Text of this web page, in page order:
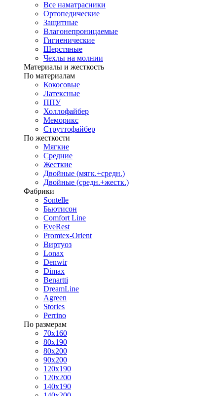
Все наматрасники
Ортопедические
Защитные
Влагонепроницаемые
Гигиенические
Шерстяные
Чехлы на молнии
Материалы и жесткость
По материалам
Кокосовые
Латексные
ППУ
Холлофайбер
Меморикс
Струттофайбер
По жесткости
Мягкие
Средние
Жесткие
Двойные (мягк.+средн.)
Двойные (средн.+жестк.)
Фабрики
Sontelle
Бьютисон
Comfort Line
EveRest
Promtex-Orient
Виртуоз
Lonax
Denwir
Dimax
Benartti
DreamLine
Agreen
Stories
Perrino
По размерам
70х160
80х190
80х200
90х200
120х190
120х200
140х190